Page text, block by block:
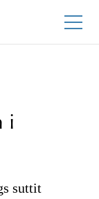
i
suttit